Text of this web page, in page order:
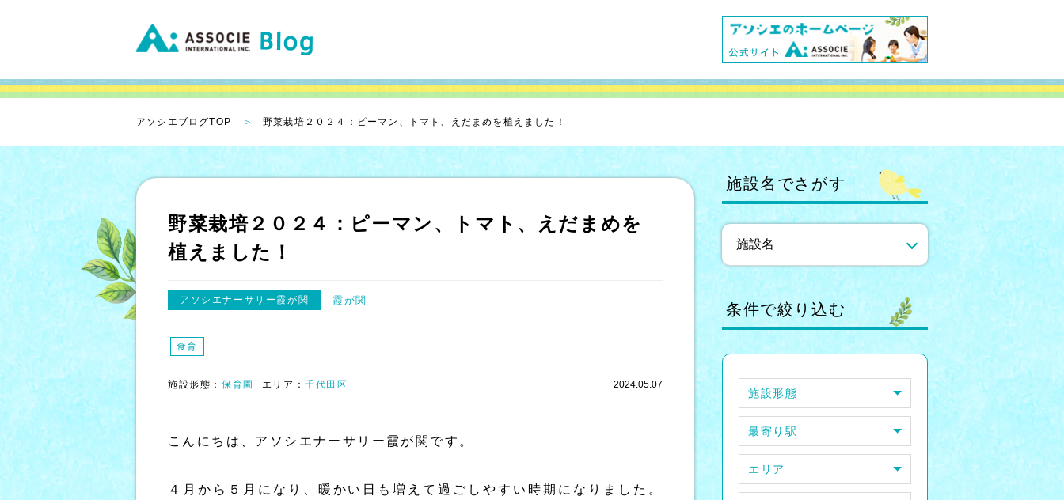
アソシエブログTOP 野菜栽培２０２４：ピーマン、トマト、えだまめを植えました！
野菜栽培２０２４：ピーマン、トマト、えだまめを
植えました！
アソシエナーサリー霞が関 霞が関
食育
施設形態： 保育園 エリア：千代田区 2024.05.07
こんにちは、アソシエナーサリー霞が関です。
４月から５月になり、暖かい日も増えて過ごしやすい時期になりました。
施設名でさがす
条件で絞り込む
施設形態
最寄り駅
エリア